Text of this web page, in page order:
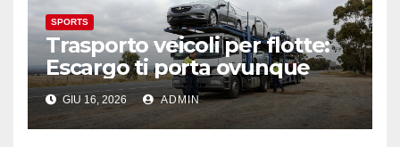
SPORTS
Trasporto veicoli per flotte:
Escargo ti porta ovunque
GIU 16, 2026 ADMIN